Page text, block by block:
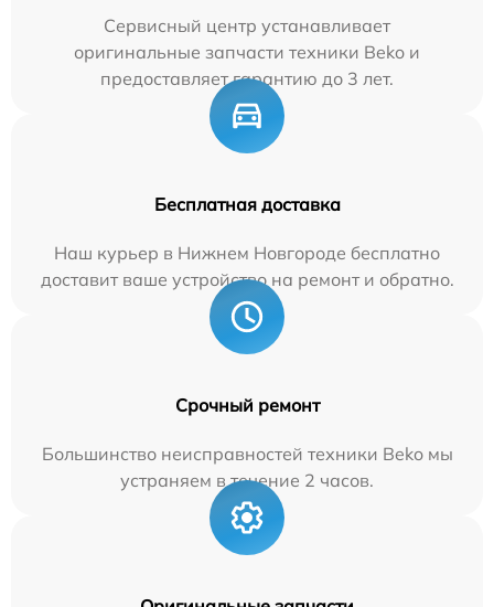
Сервисный центр устанавливает
оригинальные запчасти техники Beko и
предоставляет гарантию до 3 лет.
Бесплатная доставка
Наш курьер в Нижнем Новгороде бесплатно
доставит ваше устройство на ремонт и обратно.
Срочный ремонт
Большинство неисправностей техники Beko мы
устраняем в течение 2 часов.